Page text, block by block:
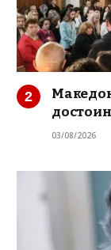
03/08/2026